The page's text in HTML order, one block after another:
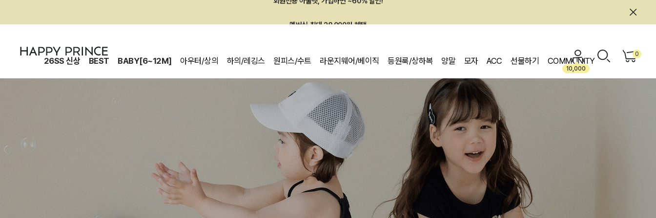
26SS 신상 BEST BABY[6~12M] 아우터/상의 하의/레깅스 원피스/수트 라운지웨어/베이직 등원룩/상하복 양말 모자 ACC 선물하기 COMMUNITY
10,000
0